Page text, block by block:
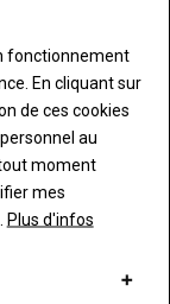
de
fonctionnement
En cliquant sur
de ces cookies
au
moment
mes
Plus d'infos